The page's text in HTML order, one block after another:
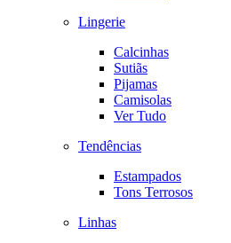
Lingerie
Calcinhas
Sutiãs
Pijamas
Camisolas
Ver Tudo
Tendências
Estampados
Tons Terrosos
Linhas